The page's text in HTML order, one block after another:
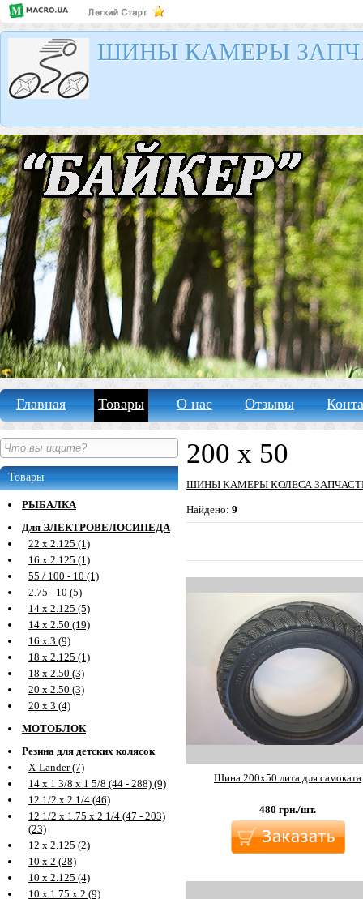
ШИНЫ КАМЕРЫ
Главная Товары О нас Отзывы
Товары
РЫБАЛКА
Для ЭЛЕКТРОВЕЛОСИПЕДА
22 х 2.125 (1)
16 х 2.125 (1)
55 / 100 - 10 (1)
2.75 - 10 (5)
14 х 2.125 (5)
14 х 2.50 (19)
16 х 3 (9)
18 х 2.125 (1)
18 х 2.50 (3)
20 х 2.50 (3)
20 х 3 (4)
МОТОБЛОК
Резина для детских колясок
X-Lander (7)
14 х 1 3/8 х 1 5/8 (44 - 288) (9)
12 1/2 х 2 1/4 (46)
12 1/2 х 1.75 х 2 1/4 (47 - 203)
(23)
12 х 2.125 (2)
10 х 2 (28)
10 х 2.125 (4)
10 х 1.75 х 2 (9)
200 х 50
ШИНЫ КАМЕРЫ КОЛЕСА
Найдено: 9
Шина 200х50 лита для самоката
480 грн./шт.